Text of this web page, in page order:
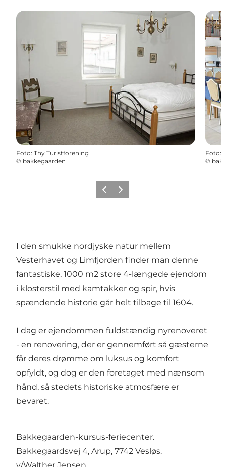
Foto: Thy Turistforening
© bakkegaarden
Foto:
©
ForrigeNæste
I den smukke nordjyske natur mellem
Vesterhavet og Limfjorden finder man denne
fantastiske, 1000 m2 store 4-længede ejendom
i klosterstil med kamtakker og spir, hvis
spændende historie går helt tilbage til 1604.
I dag er ejendommen fuldstændig nyrenoveret
- en renovering, der er gennemført så gæsterne
får deres drømme om luksus og komfort
opfyldt, og dog er den foretaget med nænsom
hånd, så stedets historiske atmosfære er
bevaret.
Bakkegaarden-kursus-feriecenter.
Bakkegaardsvej 4, Arup, 7742 Vesløs.